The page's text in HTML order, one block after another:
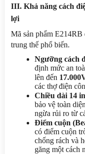
III. Khả năng cách
lợi
Mã sản phẩm
trung thế phổ biến.
Ngưỡng cách
định mức an
lên đến
các thợ điện
Chiều dài 14
bảo vệ toàn
ngừa rủi ro từ
Điểm cuộn
có điểm cuộn
chống rách và
găng một cách